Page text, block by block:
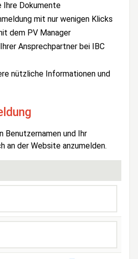
Ihre Dokumente
mit nur wenigen Klicks
dem PV Manager
Ansprechpartner bei IBC
nützliche Informationen und
Benutzernamen und Ihr
an der Website anzumelden.